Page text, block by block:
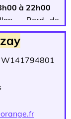
à 22h00
- Bord de